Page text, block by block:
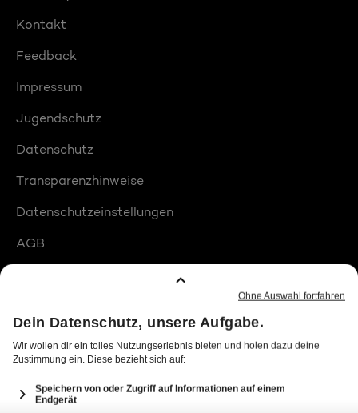
Kontakt
Feedback
Impressum
Jugendschutz
Datenschutz
Transparenzhinweise
Datenschutzeinstellungen
AGB